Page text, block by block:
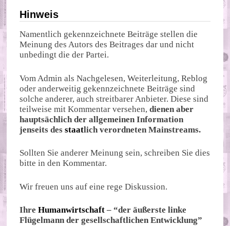
Hinweis
Namentlich gekennzeichnete Beiträge stellen die
Meinung des Autors des Beitrages dar und nicht
unbedingt die der Partei.
Vom Admin als Nachgelesen, Weiterleitung, Reblog
oder anderweitig gekennzeichnete Beiträge sind
solche anderer, auch streitbarer Anbieter. Diese sind
teilweise mit Kommentar versehen,dienen aber
hauptsächlich der allgemeinen Information
jenseits desstaatlich verordneten Mainstreams.
Sollten Sie anderer Meinung sein, schreiben Sie dies
bitte in den Kommentar.
Wir freuen uns auf eine rege Diskussion.
IhreHumanwirtschaft – “der äußerste linke
Flügelmann der gesellschaftlichen Entwicklung”